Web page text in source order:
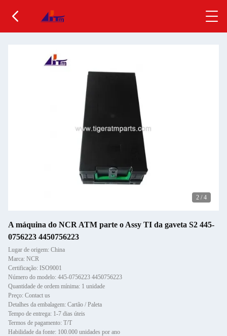
2 / 4
A máquina do NCR ATM parte o Assy TI da gaveta S2 445-
0756223 4450756223
Lugar de origem: China
Marca: NCR
Certificação: ISO9001
Número do modelo: 445-0756223 4450756223
Quantidade de ordem mínima: 1 unidade
Preço: Contact us
Detalhes da embalagem: Cartão / Paleta
Tempo de entrega: 1-7 dias úteis
Termos de pagamento: T/T
Habilidade da fonte: 100.000 unidades por ano